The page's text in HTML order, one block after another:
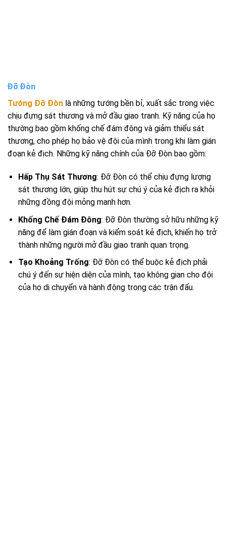
Đỡ Đòn
Tướng Đỡ Đòn là những tướng bền bỉ, xuất sắc trong việc
chịu đựng sát thương và mở đầu giao tranh. Kỹ năng của họ
thường bao gồm khống chế đám đông và giảm thiểu sát
thương, cho phép họ bảo vệ đội của mình trong khi làm gián
đoạn kẻ địch. Những kỹ năng chính của Đỡ Đòn bao gồm:
Hấp Thụ Sát Thương: Đỡ Đòn có thể chịu đựng lượng
sát thương lớn, giúp thu hút sự chú ý của kẻ địch ra khỏi
những đồng đội mỏng manh hơn.
Khống Chế Đám Đông: Đỡ Đòn thường sở hữu những kỹ
năng để làm gián đoạn và kiểm soát kẻ địch, khiến họ trở
thành những người mở đầu giao tranh quan trọng.
Tạo Khoảng Trống: Đỡ Đòn có thể buộc kẻ địch phải
chú ý đến sự hiện diện của mình, tạo không gian cho đội
của họ di chuyển và hành động trong các trận đấu.